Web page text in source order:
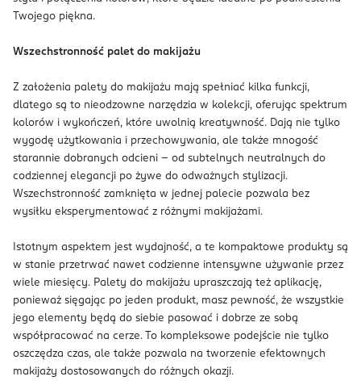
Twojego piękna.
Wszechstronność palet do makijażu
Z założenia palety do makijażu mają spełniać kilka funkcji,
dlatego są to nieodzowne narzędzia w kolekcji, oferując spektrum
kolorów i wykończeń, które uwolnią kreatywność. Dają nie tylko
wygodę użytkowania i przechowywania, ale także mnogość
starannie dobranych odcieni – od subtelnych neutralnych do
codziennej elegancji po żywe do odważnych stylizacji.
Wszechstronność zamknięta w jednej palecie pozwala bez
wysiłku eksperymentować z różnymi makijażami.
Istotnym aspektem jest wydajność, a te kompaktowe produkty są
w stanie przetrwać nawet codzienne intensywne używanie przez
wiele miesięcy. Palety do makijażu upraszczają też aplikację,
ponieważ sięgając po jeden produkt, masz pewność, że wszystkie
jego elementy będą do siebie pasować i dobrze ze sobą
współpracować na cerze. To kompleksowe podejście nie tylko
oszczędza czas, ale także pozwala na tworzenie efektownych
makijaży dostosowanych do różnych okazji.